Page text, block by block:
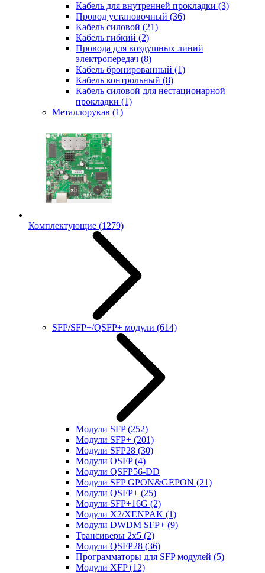
Кабель для внутренней прокладки (3)
Провод установочный (36)
Кабель силовой (21)
Кабель гибкий (2)
Провода для воздушных линий
электропередач (8)
Кабель бронированный (1)
Кабель контрольный (8)
Кабель силовой для нестационарной
прокладки (1)
Металлорукав (1)
Комплектующие (1279)
SFP/SFP+/QSFP+ модули (614)
Модули SFP(252)
Модули SFP+ (201)
Модули SFP28 (30)
Модули OSFP(4)
Модули QSFP56-DD
Модули SFP GPON&GEPON (21)
Модули QSFP+ (25)
Модули SFP+16G (2)
Модули X2/XENPAK (1)
Модули DWDM SFP+ (9)
Трансиверы 2x5 (2)
Модули QSFP28 (36)
Программаторы для SFP модулей (5)
Модули XFP(12)